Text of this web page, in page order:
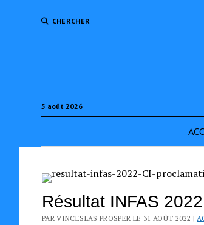
CHERCHER
5 août 2026
Résultat INFAS
PAR VINCESLAS PROSPER LE 31 AOÛT 2022 |